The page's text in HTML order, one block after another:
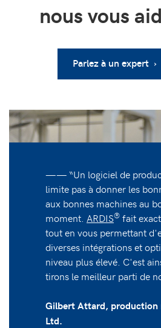
nous vous
Parlez à un expert ›
—— “Un logiciel de
limite pas à donner les
aux bonnes machines au
moment. ARDIS® fait
tout en vous permettant
diverses intégrations et
niveau plus élevé. C'est
tirons le meilleur parti de
Gilbert Attard, production
Ltd.